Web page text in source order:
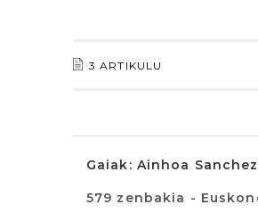
3 ARTIKULU
Gaiak: Ainhoa
579 zenbakia -